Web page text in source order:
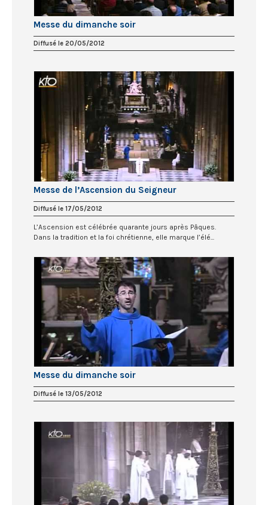
Messe du dimanche soir
Diffusé le 20/05/2012
Messe de l’Ascension du Seigneur
Diffusé le 17/05/2012
L’Ascension est célébrée quarante jours après Pâques.
Dans la tradition et la foi chrétienne, elle marque l’élé...
Messe du dimanche soir
Diffusé le 13/05/2012